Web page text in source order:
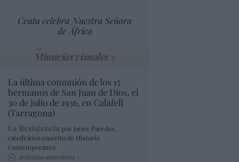
Ceuta celebra Nuestra Señora
de África
Minucias visuales
La última comunión de los 15
hermanos de San Juan de Dios, el
30 de julio de 1936, en Calafell
(Tarragona)
La Resistencia por Javier Paredes,
catedrático emérito de Historia
Contemporánea
Artículos anteriores